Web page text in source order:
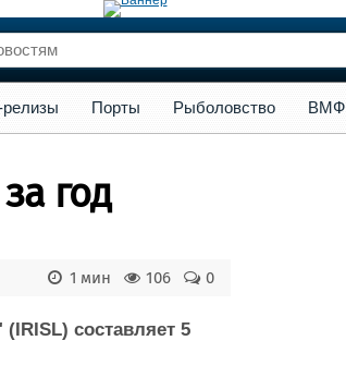
Флот
Форум
Отзывы
Порты Рыболовство ВМФ
год
0
106
1 мин
составляет 5